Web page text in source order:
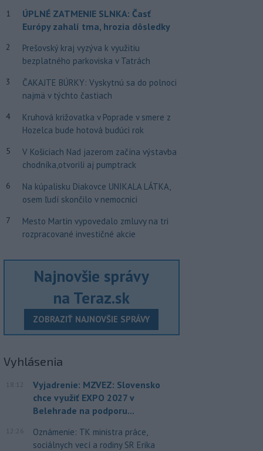
1
ÚPLNÉ ZATMENIE SLNKA: Časť
Európy zahalí tma, hrozia dôsledky
2
Prešovský kraj vyzýva k využitiu
bezplatného parkoviska v Tatrách
3
ČAKAJTE BÚRKY: Vyskytnú sa do polnoci
najmä v týchto častiach
4
Kruhová križovatka v Poprade v smere z
Hozelca bude hotová budúci rok
5
V Košiciach Nad jazerom začína výstavba
chodníka,otvorili aj pumptrack
6
Na kúpalisku Diakovce UNIKALA LÁTKA,
osem ľudí skončilo v nemocnici
7
Mesto Martin vypovedalo zmluvy na tri
rozpracované investičné akcie
Najnovšie správy
na Teraz.sk
ZOBRAZIŤ NAJNOVŠIE SPRÁVY
Vyhlásenia
18:12
Vyjadrenie: MZVEZ: Slovensko
chce využiť EXPO 2027 v
Belehrade na podporu...
12:26
Oznámenie: TK ministra práce,
sociálnych vecí a rodiny SR Erika